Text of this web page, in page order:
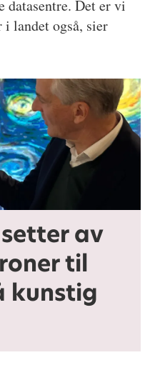
datasentre. Det er vi
landet også, sier
av
til
kunstig